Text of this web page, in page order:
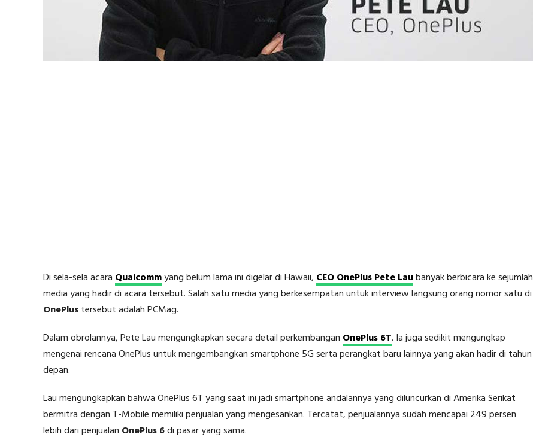
Di sela-sela acara Qualcommyang belum lama ini digelar di Hawaii, CEO OnePlus Pete Laubanyak berbicara ke sejumlah
media yang hadir di acara tersebut. Salah satu media yang berkesempatan untuk interview langsung orang nomor satu di
OnePlustersebut adalah PCMag.
Dalam obrolannya, Pete Lau mengungkapkan secara detail perkembangan OnePlus 6T. Ia juga sedikit mengungkap
mengenai rencana OnePlus untuk mengembangkan smartphone 5G serta perangkat baru lainnya yang akan hadir di tahun
depan.
Lau mengungkapkan bahwa OnePlus 6T yang saat ini jadi smartphone andalannya yang diluncurkan di Amerika Serikat
bermitra dengan T-Mobile memiliki penjualan yang mengesankan. Tercatat, penjualannya sudah mencapai 249 persen
lebih dari penjualan OnePlus 6di pasar yang sama.